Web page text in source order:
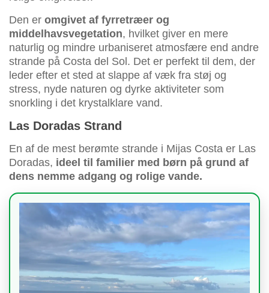
Den er omgivet af fyrretræer og
middelhavsvegetation, hvilket giver en mere
naturlig og mindre urbaniseret atmosfære end andre
strande på Costa del Sol. Det er perfekt til dem, der
leder efter et sted at slappe af væk fra støj og
stress, nyde naturen og dyrke aktiviteter som
snorkling i det krystalklare vand.
Las Doradas Strand
En af de mest berømte strande i Mijas Costa er Las
Doradas, ideel til familier med børn på grund af
dens nemme adgang og rolige vande.